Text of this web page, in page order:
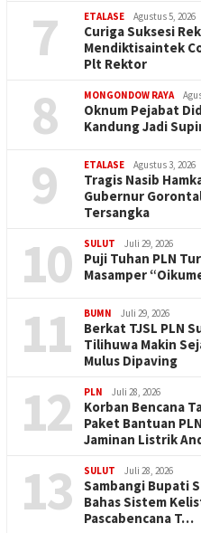
7 ETALASE Agustus 5, 2026
Curiga Suksesi
Mendiktisaintek
Plt Rektor
8 MONGONDOW RAYA
Oknum Pejabat
Kandung Jadi
9 ETALASE Agustus 3, 2026
Tragis Nasib
Gubernur
Tersangka
10 SULUT Juli 29, 2026
Puji Tuhan PLN
Masamper
11 BUMN Juli 29, 2026
Berkat TJSL PLN
Tilihuwa Makin
Mulus Dipaving
12 PLN Juli 28, 2026
Korban Bencana
Paket Bantuan
Jaminan Listrik
13 SULUT Juli 28, 2026
Sambangi Bupati
Bahas Sistem
Pascabencana T…